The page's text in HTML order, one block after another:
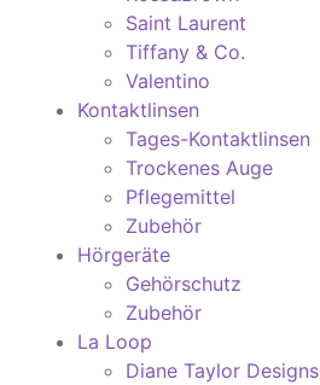
Saint Laurent
Tiffany & Co.
Valentino
Kontaktlinsen
Tages-Kontaktlinsen
Trockenes Auge
Pflegemittel
Zubehör
Hörgeräte
Gehörschutz
Zubehör
La Loop
Diane Taylor Designs